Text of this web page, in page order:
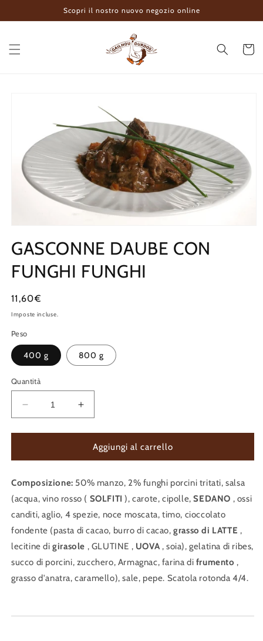
ai contenuti
Scopri il nostro nuovo negozio online
Carrello
GASCONNE DAUBE CON
FUNGHI FUNGHI
Prezzo
di
11,60€
Imposte incluse.
Peso
400 g 800 g
Quantità
Diminuisci
quantità
per
DAUBE
FUNGHI
FUNGHI
Aumenta
quantità
per
GASCONNE
DAUBE
FUNGHI
FUNGHI
Aggiungi al carrello
Composizione: 50% manzo, 2% funghi porcini tritati, salsa
(acqua, vino rosso ( SOLFITI ), carote, cipolle,SEDANO , ossi
canditi, aglio, 4 spezie, noce moscata, timo, cioccolato
fondente (pasta di cacao, burro di cacao,grasso di LATTE ,
lecitine digirasole , GLUTINE , UOVA, soia), gelatina di ribes,
succo di porcini, zucchero, Armagnac, farina di frumento ,
grasso d'anatra, caramello), sale, pepe. Scatola rotonda 4/4.